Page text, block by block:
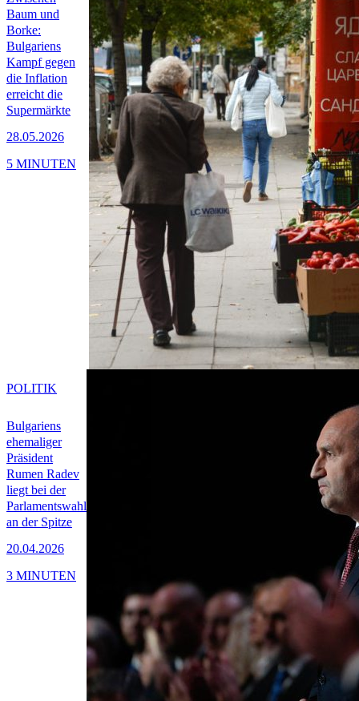
Baum und
Borke:
Bulgariens
Kampf gegen
die Inflation
erreicht die
Supermärkte
28.05.2026
5 MINUTEN
Bulgariens
ehemaliger
Präsident
Rumen Radev
liegt bei der
Parlamentswahl
an der Spitze
20.04.2026
POLITIK
3 MINUTEN